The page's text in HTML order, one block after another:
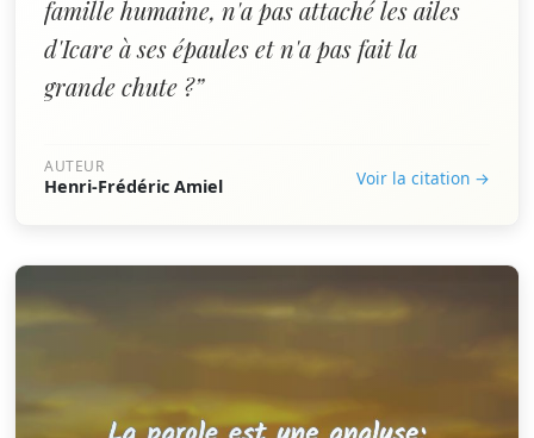
famille humaine, n'a pas attaché les ailes
d'Icare à ses épaules et n'a pas fait la
grande chute ?”
AUTEUR
Henri-Frédéric Amiel Voir la citation →